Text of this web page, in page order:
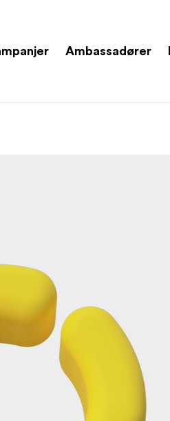
Ambassadører